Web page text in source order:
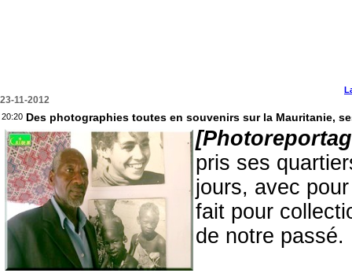
23-11-2012
20:20 Des photographies toutes en souvenirs sur la Mauritanie,
pris ses
jours, avec
fait pour
de notre passé.